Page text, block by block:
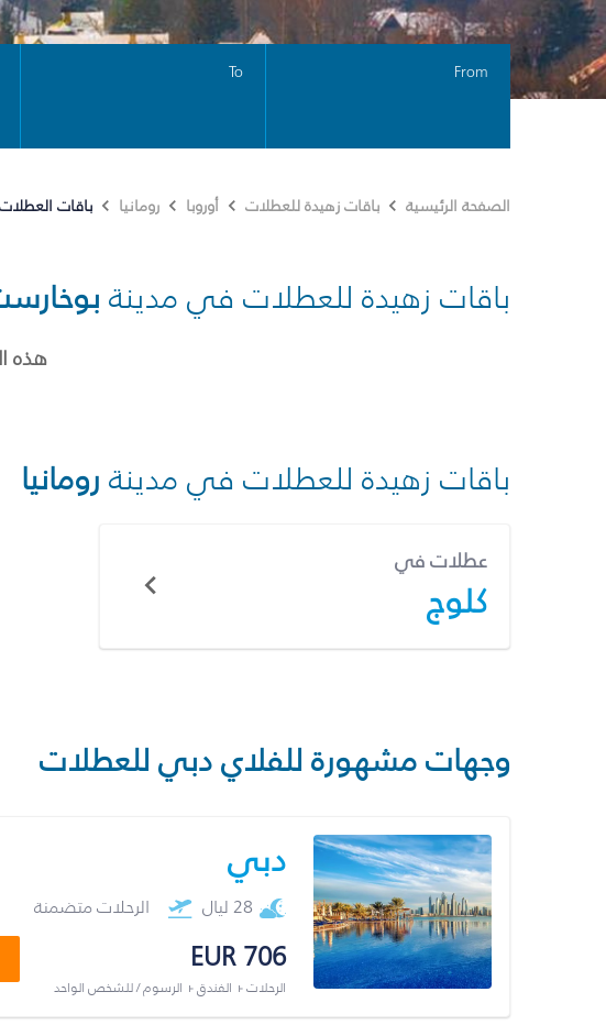
From
To
الصفحة الرئيسية باقات زهيدة للعطلات أوروبا رومانيا باقات
باقات زهيدة للعطلات في مدينة
هذه
باقات زهيدة للعطلات في مدينة رومانيا
عطلات في
كلوج
وجهات مشهورة للفلاي دبي للعطلات
دبي
28 ليال الرحلات متضمنة
EUR 706
الرحلات + الفندق + الرسوم / للشخص الواحد